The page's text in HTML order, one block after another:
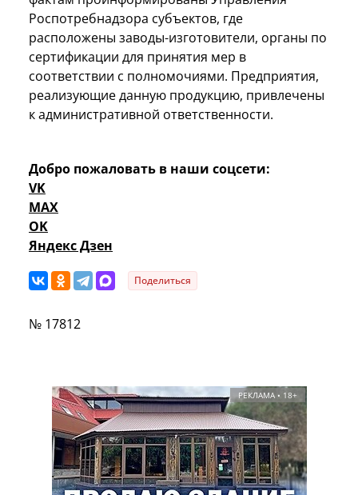
Роспотребнадзора субъектов, где
расположены заводы-изготовители, органы по
сертификации для принятия мер в
соответствии с полномочиями. Предприятия,
реализующие данную продукцию, привлечены
к административной ответственности.
Добро пожаловать в наши соцсети:
VK
MAX
OK
Яндекс Дзен
Поделиться
№ 17812
РЕКЛАМА • 18+